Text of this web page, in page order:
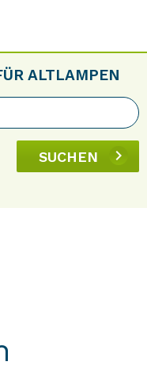
ALTLAMPEN
SUCHEN